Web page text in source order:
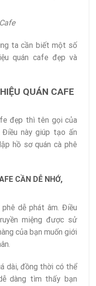
ta cần biết một số
quán cafe đẹp và
QUÁN CAFE
đẹp thì tên gọi của
Điều này giúp tạo ấn
hồ sơ quán cà phê
CẦN DỄ NHỚ,
dễ phát âm. Điều
miệng được sử
của bạn muốn giới
dài, đồng thời có thể
dàng tìm thấy bạn